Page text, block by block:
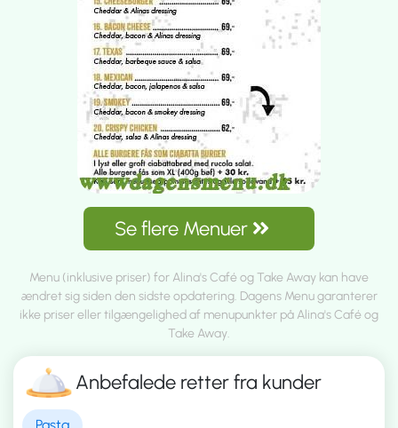
Se flere Menuer
Menu (inklusive priser) for Alina's Café og Take Away kan have
ændret sig siden den sidste opdatering. Dagens Menu garanterer
ikke priser eller tilgængelighed af menupunkter på Alina's Café og
Take Away.
Anbefalede retter fra kunder
Pasta